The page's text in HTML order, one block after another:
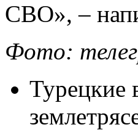
СВО», –
Фото:
Турецкие